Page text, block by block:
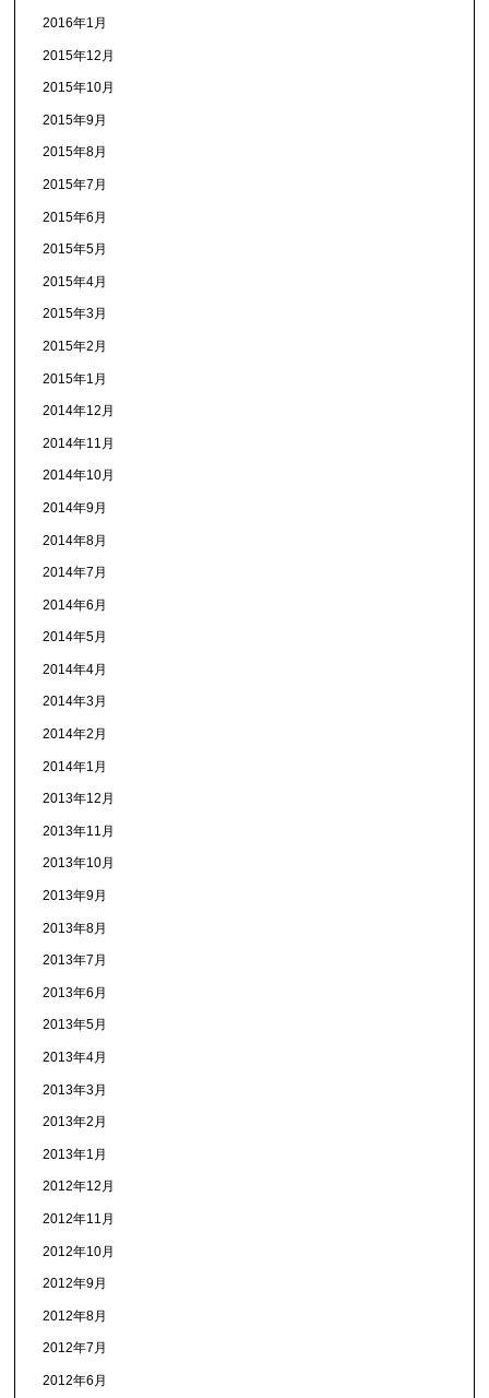
2016年1月
2015年12月
2015年10月
2015年9月
2015年8月
2015年7月
2015年6月
2015年5月
2015年4月
2015年3月
2015年2月
2015年1月
2014年12月
2014年11月
2014年10月
2014年9月
2014年8月
2014年7月
2014年6月
2014年5月
2014年4月
2014年3月
2014年2月
2014年1月
2013年12月
2013年11月
2013年10月
2013年9月
2013年8月
2013年7月
2013年6月
2013年5月
2013年4月
2013年3月
2013年2月
2013年1月
2012年12月
2012年11月
2012年10月
2012年9月
2012年8月
2012年7月
2012年6月